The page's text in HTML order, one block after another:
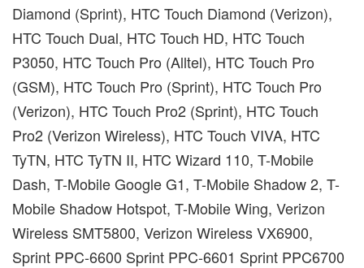
Diamond (Sprint), HTC Touch Diamond (Verizon),
HTC Touch Dual, HTC Touch HD, HTC Touch
P3050, HTC Touch Pro (Alltel), HTC Touch Pro
(GSM), HTC Touch Pro (Sprint), HTC Touch Pro
(Verizon), HTC Touch Pro2 (Sprint), HTC Touch
Pro2 (Verizon Wireless), HTC Touch VIVA, HTC
TyTN, HTC TyTN II, HTC Wizard 110, T-Mobile
Dash, T-Mobile Google G1, T-Mobile Shadow 2, T-
Mobile Shadow Hotspot, T-Mobile Wing, Verizon
Wireless SMT5800, Verizon Wireless VX6900,
Sprint PPC-6600 Sprint PPC-6601 Sprint PPC6700